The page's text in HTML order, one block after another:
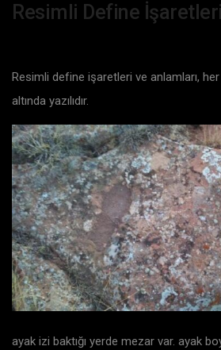
Resimli Define
Resimli define işaretleri ve anlamları,
altında yazılıdır.
ayak izi baktığı yerde mezar var. ayak